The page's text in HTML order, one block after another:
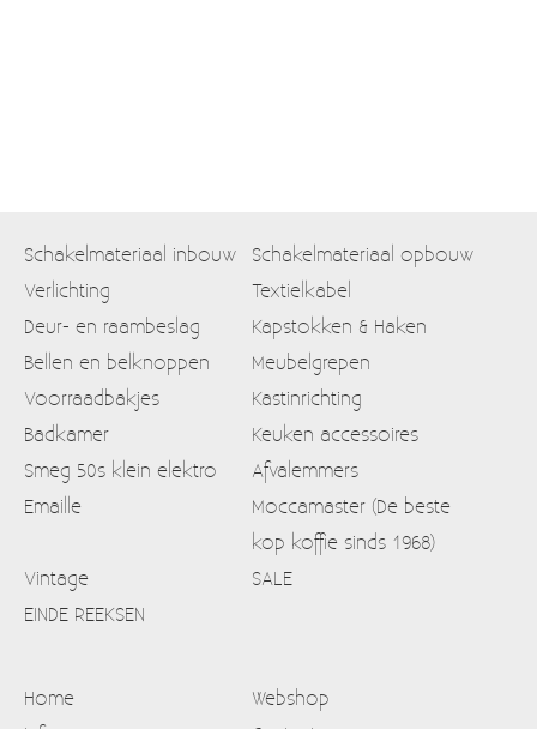
Schakelmateriaal inbouw
Schakelmateriaal opbouw
Verlichting
Textielkabel
Deur- en raambeslag
Kapstokken & Haken
Bellen en belknoppen
Meubelgrepen
Voorraadbakjes
Kastinrichting
Badkamer
Keuken accessoires
Smeg 50s klein elektro
Afvalemmers
Emaille
Moccamaster (De beste
kop koffie sinds 1968)
Vintage
SALE
EINDE REEKSEN
Home
Webshop